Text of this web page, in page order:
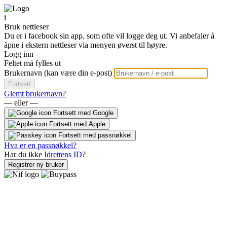
i
Bruk nettleser
Du er i facebook sin app, som ofte vil logge deg ut. Vi anbefaler å
åpne i ekstern nettleser via menyen øverst til høyre.
Logg inn
Feltet må fylles ut
Brukernavn (kan være din e-post)
Fortsett
Glemt brukernavn?
— eller —
Fortsett med Google
Fortsett med Apple
Fortsett med passnøkkel
Hva er en passnøkkel?
Har du ikke Idrettens ID?
Registrer ny bruker